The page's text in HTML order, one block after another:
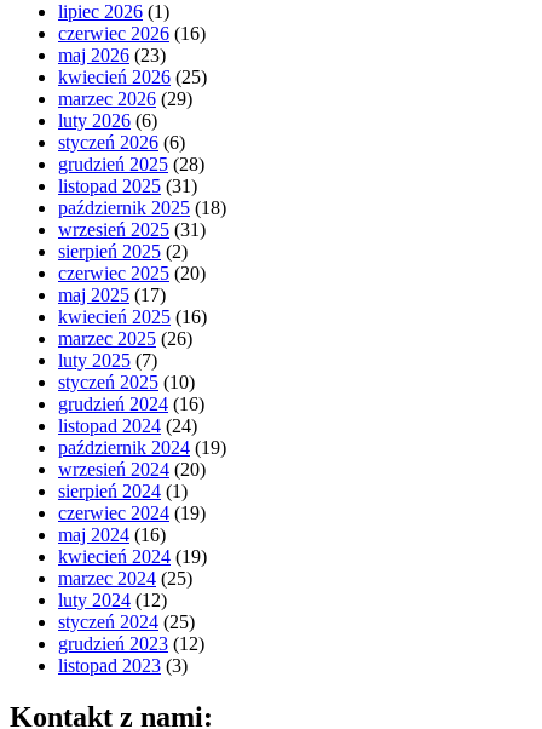
lipiec 2026 (1)
czerwiec 2026 (16)
maj 2026 (23)
kwiecień 2026 (25)
marzec 2026 (29)
luty 2026 (6)
styczeń 2026 (6)
grudzień 2025 (28)
listopad 2025 (31)
październik 2025 (18)
wrzesień 2025 (31)
sierpień 2025 (2)
czerwiec 2025 (20)
maj 2025 (17)
kwiecień 2025 (16)
marzec 2025 (26)
luty 2025 (7)
styczeń 2025 (10)
grudzień 2024 (16)
listopad 2024 (24)
październik 2024 (19)
wrzesień 2024 (20)
sierpień 2024 (1)
czerwiec 2024 (19)
maj 2024 (16)
kwiecień 2024 (19)
marzec 2024 (25)
luty 2024 (12)
styczeń 2024 (25)
grudzień 2023 (12)
listopad 2023 (3)
Kontakt z nami: